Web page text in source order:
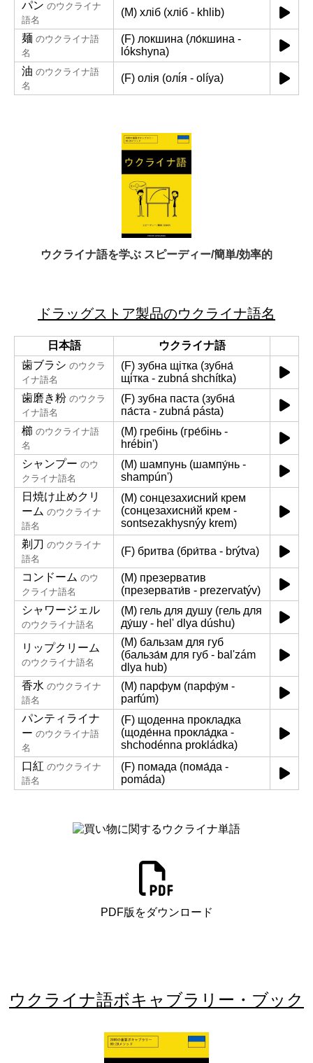
パン のウクライナ
語名
(M) хліб (хліб - khlib)
麺 のウクライナ語
名
(F) локшина (ло́кшина -
lókshyna)
油 のウクライナ語
名
(F) олія (олі́я - olíya)
ウクライナ語を学ぶ スピーディー/簡単/効率的
ドラッグストア製品のウクライナ語名
日本語
ウクライナ語
歯ブラシ のウクラ
イナ語名
(F) зубна щітка (зубна́
щі́тка - zubná shchítka)
歯磨き粉 のウクラ
イナ語名
(F) зубна паста (зубна́
па́ста - zubná pásta)
櫛 のウクライナ語
名
(M) гребінь (гре́бінь -
hrébinʹ)
シャンプー のウ
クライナ語名
(M) шампунь (шампу́нь -
shampúnʹ)
日焼け止めクリ
ーム のウクライナ
語名
(M) сонцезахисний крем
(сонцезахисни́й крем -
sontsezakhysnýy krem)
剃刀 のウクライナ
語名
(F) бритва (бри́тва - brýtva)
コンドーム のウ
クライナ語名
(M) презерватив
(презервати́в - prezervatýv)
シャワージェル
のウクライナ語名
(M) гель для душу (гель для
ду́шу - helʹ dlya dúshu)
リップクリーム
のウクライナ語名
(M) бальзам для губ
(бальза́м для губ - balʹzám
dlya hub)
香水 のウクライナ
語名
(M) парфум (парфу́м -
parfúm)
パンティライナ
ー のウクライナ語
名
(F) щоденна прокладка
(щоде́нна прокла́дка -
shchodénna prokládka)
口紅 のウクライナ
語名
(F) помада (пома́да -
pomáda)
PDF版をダウンロード
ウクライナ語ボキャブラリー・ブック